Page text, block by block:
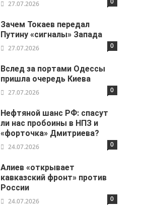
27.07.2026
Зачем Токаев передал
Путину «сигналы» Запада
27.07.2026 0
Вслед за портами Одессы
пришла очередь Киева
27.07.2026 0
Нефтяной шанс РФ: спасут
ли нас пробоины в НПЗ и
«форточка» Дмитриева?
24.07.2026 0
Алиев «открывает
кавказский фронт» против
России
24.07.2026 0